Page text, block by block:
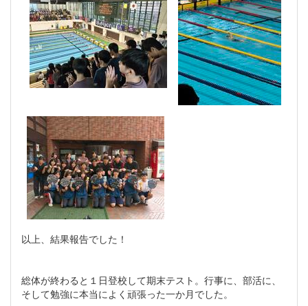
以上、結果報告でした！
総体が終わると１日登校して期末テスト。行事に、部活に、
そして勉強に本当によく頑張った一か月でした。